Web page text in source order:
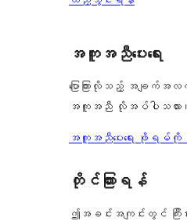
စောင်
အကူအညီပေးရေး
ပြောကြားလိုသည့် အချက်အလက်
အကူအညီ လိုအပ်ပါသလား
အကူအညီပေးရေး ဖိုရမ်
တိုင်ကြားရန်
ဤအခင်းအကျင်းတွင် ကြီးမား